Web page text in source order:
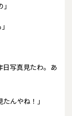
日写真見たわ。あ
んやね！」